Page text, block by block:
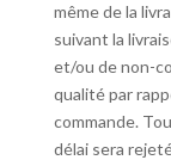
même de la
suivant la
et/ou de non-
qualité par
commande.
délai sera